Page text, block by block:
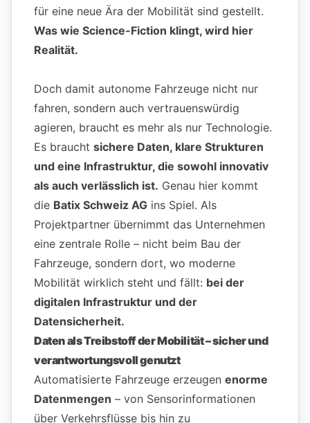
für eine neue Ära der Mobilität sind gestellt.
Was wie Science-Fiction klingt, wird hier
Realität.
Doch damit autonome Fahrzeuge nicht nur
fahren, sondern auch vertrauenswürdig
agieren, braucht es mehr als nur Technologie.
Es braucht sichere Daten, klare Strukturen
und eine Infrastruktur, die sowohl innovativ
als auch verlässlich ist. Genau hier kommt
die Batix Schweiz AG ins Spiel. Als
Projektpartner übernimmt das Unternehmen
eine zentrale Rolle – nicht beim Bau der
Fahrzeuge, sondern dort, wo moderne
Mobilität wirklich steht und fällt: bei der
digitalen Infrastruktur und der
Datensicherheit.
Daten als Treibstoff der Mobilität – sicher und
verantwortungsvoll genutzt
Automatisierte Fahrzeuge erzeugen enorme
Datenmengen – von Sensorinformationen
über Verkehrsflüsse bis hin zu